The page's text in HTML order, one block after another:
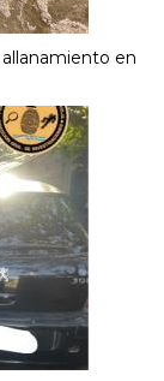
en